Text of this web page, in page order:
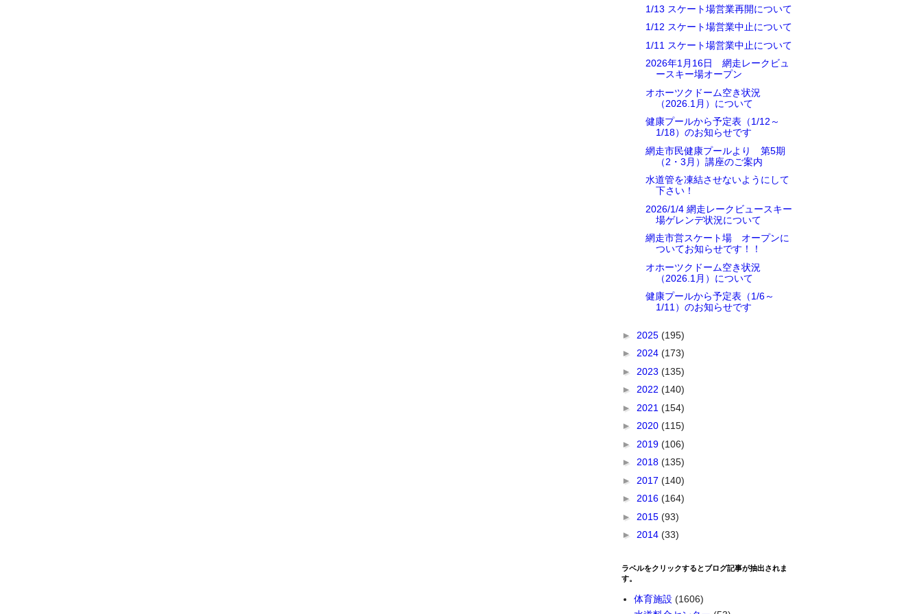
1/13 スケート場営業再開について
1/12 スケート場営業中止について
1/11 スケート場営業中止について
2026年1月16日 網走レークビュ
ースキー場オープン
オホーツクドーム空き状況
（2026.1月）について
健康プールから予定表（1/12～
1/18）のお知らせです
網走市民健康プールより 第5期
（2・3月）講座のご案内
水道管を凍結させないようにして
下さい！
2026/1/4 網走レークビュースキー
場ゲレンデ状況について
網走市営スケート場 オープンに
ついてお知らせです！！
オホーツクドーム空き状況
（2026.1月）について
健康プールから予定表（1/6～
1/11）のお知らせです
► 2025 (195)
► 2024 (173)
► 2023 (135)
► 2022 (140)
► 2021 (154)
► 2020 (115)
► 2019 (106)
► 2018 (135)
► 2017 (140)
► 2016 (164)
► 2015 (93)
► 2014 (33)
ラベルをクリックするとブログ記事が抽出されま
す。
体育施設 (1606)